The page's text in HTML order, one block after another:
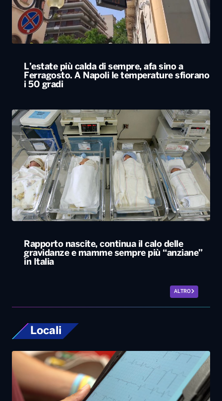
L’estate più calda di sempre, afa sino a
Ferragosto. A Napoli le temperature sfiorano
i 50 gradi
Rapporto nascite, continua il calo delle
gravidanze e mamme sempre più “anziane”
in Italia
ALTRO
Locali